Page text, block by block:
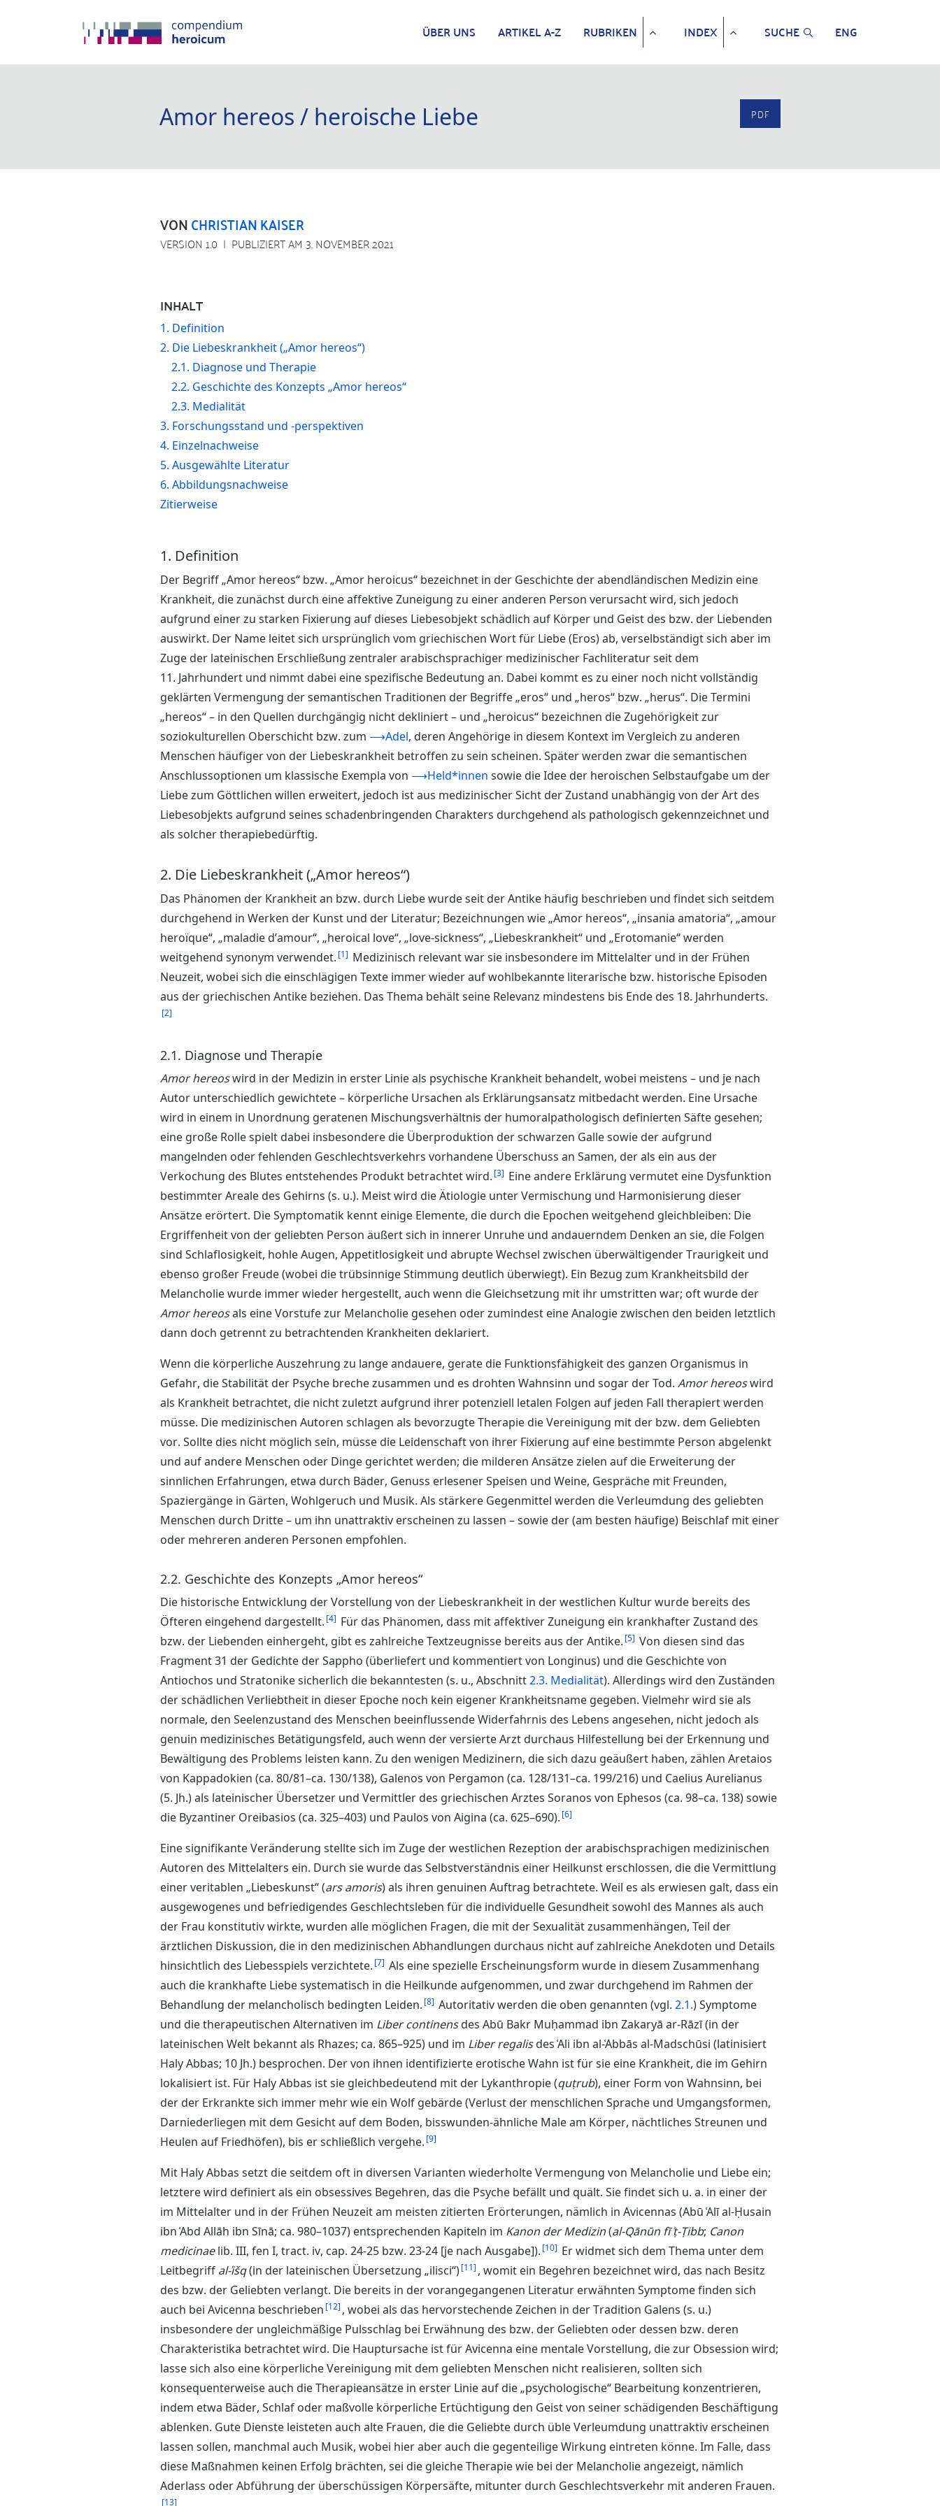
ÜBER UNS ARTIKEL A-Z RUBRIKEN INDEX SUCHE ENG
Amor hereos / heroische Liebe PDF
VONCHRISTIAN KAISER
VERSION 1.0 PUBLIZIERT AM 3. NOVEMBER 2021
INHALT
1. Definition
2. Die Liebeskrankheit („Amor hereos“)
2.1. Diagnose und Therapie
2.2. Geschichte des Konzepts „Amor hereos“
2.3. Medialität
3. Forschungsstand und -perspektiven
4. Einzelnachweise
5. Ausgewählte Literatur
6. Abbildungsnachweise
Zitierweise
1. Definition
Der Begriff „Amor hereos“ bzw. „Amor heroicus“ bezeichnet in der Geschichte der abendländischen Medizin eine
Krankheit, die zunächst durch eine affektive Zuneigung zu einer anderen Person verursacht wird, sich jedoch
aufgrund einer zu starken Fixierung auf dieses Liebesobjekt schädlich auf Körper und Geist des bzw. der Liebenden
auswirkt. Der Name leitet sich ursprünglich vom griechischen Wort für Liebe (Eros) ab, verselbständigt sich aber im
Zuge der lateinischen Erschließung zentraler arabischsprachiger medizinischer Fachliteratur seit dem
11. Jahrhundert und nimmt dabei eine spezifische Bedeutung an. Dabei kommt es zu einer noch nicht vollständig
geklärten Vermengung der semantischen Traditionen der Begriffe „eros“ und „heros“ bzw. „herus“. Die Termini
„hereos“ – in den Quellen durchgängig nicht dekliniert – und „heroicus“ bezeichnen die Zugehörigkeit zur
soziokulturellen Oberschicht bzw. zum ⟶Adel, deren Angehörige in diesem Kontext im Vergleich zu anderen
Menschen häufiger von der Liebeskrankheit betroffen zu sein scheinen. Später werden zwar die semantischen
Anschlussoptionen um klassische Exempla von ⟶Held*innen sowie die Idee der heroischen Selbstaufgabe um der
Liebe zum Göttlichen willen erweitert, jedoch ist aus medizinischer Sicht der Zustand unabhängig von der Art des
Liebesobjekts aufgrund seines schadenbringenden Charakters durchgehend als pathologisch gekennzeichnet und
als solcher therapiebedürftig.
2. Die Liebeskrankheit („Amor hereos“)
Das Phänomen der Krankheit an bzw. durch Liebe wurde seit der Antike häufig beschrieben und findet sich seitdem
durchgehend in Werken der Kunst und der Literatur; Bezeichnungen wie „Amor hereos“, „insania amatoria“, „amour
heroïque“, „maladie d’amour“, „heroical love“, „love-sickness“, „Liebeskrankheit“ und „Erotomanie“ werden
weitgehend synonym verwendet. 1
Medizinisch relevant war sie insbesondere im Mittelalter und in der Frühen
Neuzeit, wobei sich die einschlägigen Texte immer wieder auf wohlbekannte literarische bzw. historische Episoden
aus der griechischen Antike beziehen. Das Thema behält seine Relevanz mindestens bis Ende des 18. Jahrhunderts.
2
2.1. Diagnose und Therapie
Amor hereoswird in der Medizin in erster Linie als psychische Krankheit behandelt, wobei meistens – und je nach
Autor unterschiedlich gewichtete – körperliche Ursachen als Erklärungsansatz mitbedacht werden. Eine Ursache
wird in einem in Unordnung geratenen Mischungsverhältnis der humoralpathologisch definierten Säfte gesehen;
eine große Rolle spielt dabei insbesondere die Überproduktion der schwarzen Galle sowie der aufgrund
mangelnden oder fehlenden Geschlechtsverkehrs vorhandene Überschuss an Samen, der als ein aus der
Verkochung des Blutes entstehendes Produkt betrachtet wird. 3
Eine andere Erklärung vermutet eine Dysfunktion
bestimmter Areale des Gehirns (s. u.). Meist wird die Ätiologie unter Vermischung und Harmonisierung dieser
Ansätze erörtert. Die Symptomatik kennt einige Elemente, die durch die Epochen weitgehend gleichbleiben: Die
Ergriffenheit von der geliebten Person äußert sich in innerer Unruhe und andauerndem Denken an sie, die Folgen
sind Schlaflosigkeit, hohle Augen, Appetitlosigkeit und abrupte Wechsel zwischen überwältigender Traurigkeit und
ebenso großer Freude (wobei die trübsinnige Stimmung deutlich überwiegt). Ein Bezug zum Krankheitsbild der
Melancholie wurde immer wieder hergestellt, auch wenn die Gleichsetzung mit ihr umstritten war; oft wurde der
Amor hereosals eine Vorstufe zur Melancholie gesehen oder zumindest eine Analogie zwischen den beiden letztlich
dann doch getrennt zu betrachtenden Krankheiten deklariert.
Wenn die körperliche Auszehrung zu lange andauere, gerate die Funktionsfähigkeit des ganzen Organismus in
Gefahr, die Stabilität der Psyche breche zusammen und es drohten Wahnsinn und sogar der Tod. Amor hereoswird
als Krankheit betrachtet, die nicht zuletzt aufgrund ihrer potenziell letalen Folgen auf jeden Fall therapiert werden
müsse. Die medizinischen Autoren schlagen als bevorzugte Therapie die Vereinigung mit der bzw. dem Geliebten
vor. Sollte dies nicht möglich sein, müsse die Leidenschaft von ihrer Fixierung auf eine bestimmte Person abgelenkt
und auf andere Menschen oder Dinge gerichtet werden; die milderen Ansätze zielen auf die Erweiterung der
sinnlichen Erfahrungen, etwa durch Bäder, Genuss erlesener Speisen und Weine, Gespräche mit Freunden,
Spaziergänge in Gärten, Wohlgeruch und Musik. Als stärkere Gegenmittel werden die Verleumdung des geliebten
Menschen durch Dritte – um ihn unattraktiv erscheinen zu lassen – sowie der (am besten häufige) Beischlaf mit einer
oder mehreren anderen Personen empfohlen.
2.2. Geschichte des Konzepts „Amor hereos“
Die historische Entwicklung der Vorstellung von der Liebeskrankheit in der westlichen Kultur wurde bereits des
Öfteren eingehend dargestellt. 4
Für das Phänomen, dass mit affektiver Zuneigung ein krankhafter Zustand des
bzw. der Liebenden einhergeht, gibt es zahlreiche Textzeugnisse bereits aus der Antike. 5 Von diesen sind das
Fragment 31 der Gedichte der Sappho (überliefert und kommentiert von Longinus) und die Geschichte von
Antiochos und Stratonike sicherlich die bekanntesten (s. u., Abschnitt2.3. Medialität). Allerdings wird den Zuständen
der schädlichen Verliebtheit in dieser Epoche noch kein eigener Krankheitsname gegeben. Vielmehr wird sie als
normale, den Seelenzustand des Menschen beeinflussende Widerfahrnis des Lebens angesehen, nicht jedoch als
genuin medizinisches Betätigungsfeld, auch wenn der versierte Arzt durchaus Hilfestellung bei der Erkennung und
Bewältigung des Problems leisten kann. Zu den wenigen Medizinern, die sich dazu geäußert haben, zählen Aretaios
von Kappadokien (ca. 80/81–ca. 130/138), Galenos von Pergamon (ca. 128/131–ca. 199/216) und Caelius Aurelianus
(5. Jh.) als lateinischer Übersetzer und Vermittler des griechischen Arztes Soranos von Ephesos (ca. 98–ca. 138) sowie
die Byzantiner Oreibasios (ca. 325–403) und Paulos von Aigina (ca. 625–690). 6
Eine signifikante Veränderung stellte sich im Zuge der westlichen Rezeption der arabischsprachigen medizinischen
Autoren des Mittelalters ein. Durch sie wurde das Selbstverständnis einer Heilkunst erschlossen, die die Vermittlung
einer veritablen „Liebeskunst“ (ars amoris) als ihren genuinen Auftrag betrachtete. Weil es als erwiesen galt, dass ein
ausgewogenes und befriedigendes Geschlechtsleben für die individuelle Gesundheit sowohl des Mannes als auch
der Frau konstitutiv wirkte, wurden alle möglichen Fragen, die mit der Sexualität zusammenhängen, Teil der
ärztlichen Diskussion, die in den medizinischen Abhandlungen durchaus nicht auf zahlreiche Anekdoten und Details
hinsichtlich des Liebesspiels verzichtete. 7 Als eine spezielle Erscheinungsform wurde in diesem Zusammenhang
auch die krankhafte Liebe systematisch in die Heilkunde aufgenommen, und zwar durchgehend im Rahmen der
Behandlung der melancholisch bedingten Leiden. 8 Autoritativ werden die oben genannten (vgl. 2.1.) Symptome
und die therapeutischen Alternativen im Liber continensdes Abū Bakr Muḥammad ibn Zakaryā ar-Rāzī (in der
lateinischen Welt bekannt als Rhazes; ca. 865–925) und im Liber regalisdes ʿAli ibn al-ʿAbbās al-Madschūsi (latinisiert
Haly Abbas; 10 Jh.) besprochen. Der von ihnen identifizierte erotische Wahn ist für sie eine Krankheit, die im Gehirn
lokalisiert ist. Für Haly Abbas ist sie gleichbedeutend mit der Lykanthropie (quṭrub), einer Form von Wahnsinn, bei
der der Erkrankte sich immer mehr wie ein Wolf gebärde (Verlust der menschlichen Sprache und Umgangsformen,
Darniederliegen mit dem Gesicht auf dem Boden, bisswunden-ähnliche Male am Körper, nächtliches Streunen und
Heulen auf Friedhöfen), bis er schließlich vergehe. 9
Mit Haly Abbas setzt die seitdem oft in diversen Varianten wiederholte Vermengung von Melancholie und Liebe ein;
letztere wird definiert als ein obsessives Begehren, das die Psyche befällt und quält. Sie findet sich u. a. in einer der
im Mittelalter und in der Frühen Neuzeit am meisten zitierten Erörterungen, nämlich in Avicennas (Abū ʿAlī al-Ḥusain
ibn ʿAbd Allāh ibn Sīnā; ca. 980–1037) entsprechenden Kapiteln im Kanon der Medizin(al-Qānūn fī ʾṭ-Ṭibb; Canon
medicinaelib. III, fen I, tract. iv, cap. 24-25 bzw. 23-24 [je nach Ausgabe]). 10
Er widmet sich dem Thema unter dem
Leitbegriff al-ʿišq(in der lateinischen Übersetzung „ilisci“) 11 , womit ein Begehren bezeichnet wird, das nach Besitz
des bzw. der Geliebten verlangt. Die bereits in der vorangegangenen Literatur erwähnten Symptome finden sich
auch bei Avicenna beschrieben 12 , wobei als das hervorstechende Zeichen in der Tradition Galens (s. u.)
insbesondere der ungleichmäßige Pulsschlag bei Erwähnung des bzw. der Geliebten oder dessen bzw. deren
Charakteristika betrachtet wird. Die Hauptursache ist für Avicenna eine mentale Vorstellung, die zur Obsession wird;
lasse sich also eine körperliche Vereinigung mit dem geliebten Menschen nicht realisieren, sollten sich
konsequenterweise auch die Therapieansätze in erster Linie auf die „psychologische“ Bearbeitung konzentrieren,
indem etwa Bäder, Schlaf oder maßvolle körperliche Ertüchtigung den Geist von seiner schädigenden Beschäftigung
ablenken. Gute Dienste leisteten auch alte Frauen, die die Geliebte durch üble Verleumdung unattraktiv erscheinen
lassen sollen, manchmal auch Musik, wobei hier aber auch die gegenteilige Wirkung eintreten könne. Im Falle, dass
diese Maßnahmen keinen Erfolg brächten, sei die gleiche Therapie wie bei der Melancholie angezeigt, nämlich
Aderlass oder Abführung der überschüssigen Körpersäfte, mitunter durch Geschlechtsverkehr mit anderen Frauen.
13